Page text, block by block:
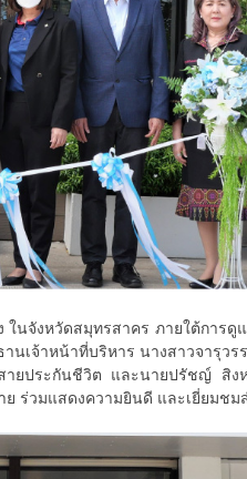
จังหวัดสมุทรสาคร ภายใต้การดู
นเจ้าหน้าที่บริหาร นางสาวจารุว
ยประกันชีวิต และนายปรัชญ์ สิง
ร่วมแสดงความยินดี และเยี่ยมชม